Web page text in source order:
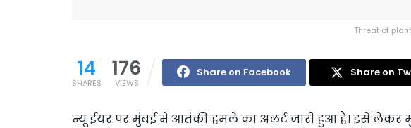
Threat of
14
SHARES
176
VIEWS
Share on Facebook Share on
न्यू ईयर पर मुंबई में आतंकी हमले का अलर्ट जारी हुआ है। इसे लेकर